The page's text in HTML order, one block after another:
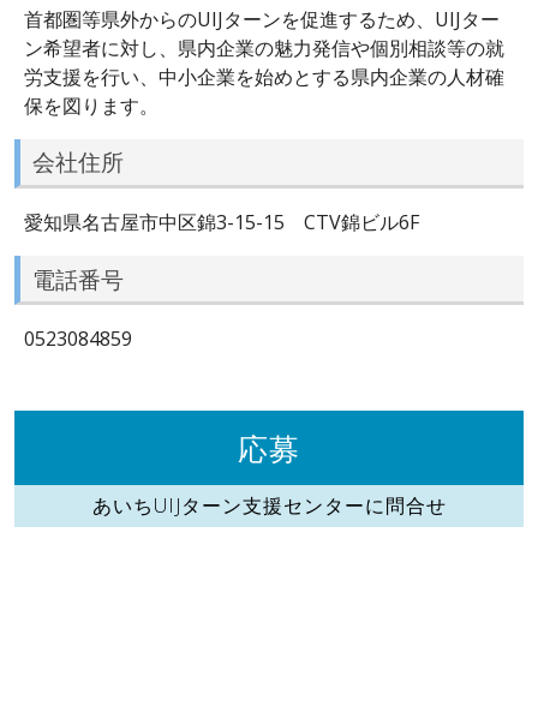
首都圏等県外からのUIJターンを促進するため、UIJター
ン希望者に対し、県内企業の魅力発信や個別相談等の就
労支援を行い、中小企業を始めとする県内企業の人材確
保を図ります。
会社住所
愛知県名古屋市中区錦3-15-15 CTV錦ビル6F
電話番号
0523084859
応募
あいちUIJターン支援センターに問合せ